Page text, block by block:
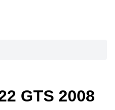
GTS 2008